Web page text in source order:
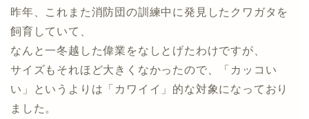
昨年、これまた消防団の訓練中に発見したクワガタを
飼育していて、
なんと一冬越した偉業をなしとげたわけですが、
サイズもそれほど大きくなかったので、「カッコい
い」というよりは「カワイイ」的な対象になっており
ました。